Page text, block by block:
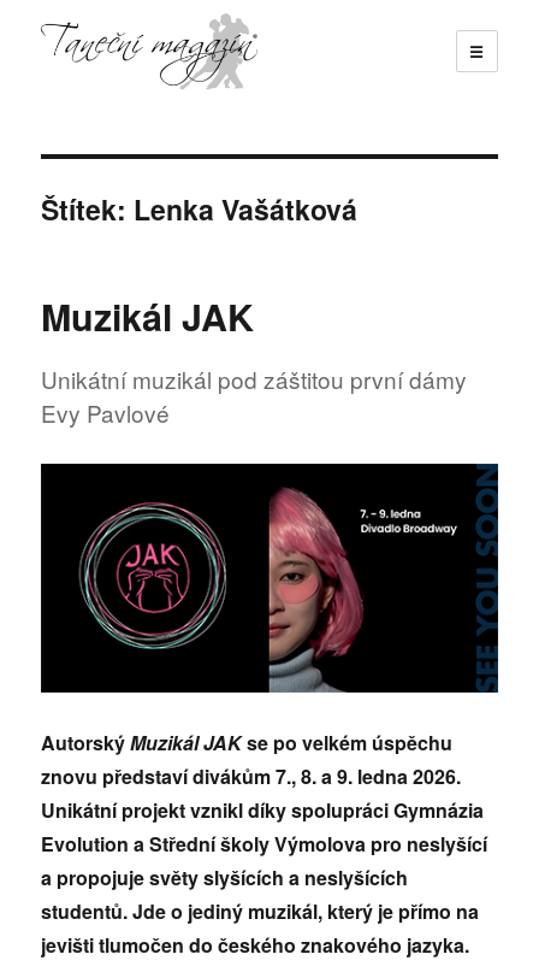
☰
Štítek: Lenka Vašátková
Muzikál JAK
Unikátní muzikál pod záštitou první dámy
Evy Pavlové
AutorskýMuzikál JAKse po velkém úspěchu
znovu představí divákům 7., 8. a 9. ledna 2026.
Unikátní projekt vznikl díky spolupráci Gymnázia
Evolution a Střední školy Výmolova pro neslyšící
a propojuje světy slyšících a neslyšících
studentů. Jde o jediný muzikál, který je přímo na
jevišti tlumočen do českého znakového jazyka.